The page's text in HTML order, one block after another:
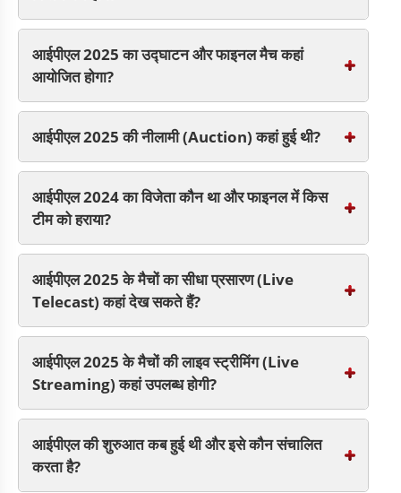
आईपीएल 2025 का उद्घाटन और फाइनल मैच कहां
आयोजित होगा?
आईपीएल 2025 की नीलामी (Auction) कहां हुई थी?
आईपीएल 2024 का विजेता कौन था और फाइनल में किस
टीम को हराया?
आईपीएल 2025 के मैचों का सीधा प्रसारण (Live
Telecast) कहां देख सकते हैं?
आईपीएल 2025 के मैचों की लाइव स्ट्रीमिंग (Live
Streaming) कहां उपलब्ध होगी?
आईपीएल की शुरुआत कब हुई थी और इसे कौन संचालित
करता है?